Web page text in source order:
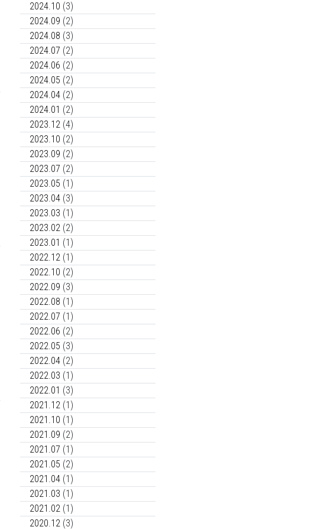
2024.10 (3)
2024.09 (2)
2024.08 (3)
2024.07 (2)
2024.06 (2)
2024.05 (2)
2024.04(2)
2024.01 (2)
2023.12(4)
2023.10 (2)
2023.09 (2)
2023.07 (2)
2023.05 (1)
2023.04(3)
2023.03 (1)
2023.02(2)
2023.01 (1)
2022.12(1)
2022.10 (2)
2022.09 (3)
2022.08 (1)
2022.07 (1)
2022.06 (2)
2022.05 (3)
2022.04(2)
2022.03 (1)
2022.01 (3)
2021.12(1)
2021.10 (1)
2021.09 (2)
2021.07 (1)
2021.05 (2)
2021.04(1)
2021.03 (1)
2021.02(1)
2020.12(3)